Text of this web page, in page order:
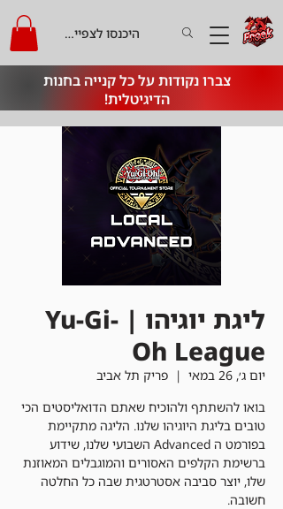
צברו נקודות על כל קנייה בחנות
הדיגיטלית!
היכנסו לצפייה בקרדיט
ליגת יוגיהו | Yu-Gi-
Oh League
יום ג׳, 26 במאי
  |
פריק תל אביב
בואו להשתתף ולהוכיח שאתם הדואליסטים הכי
טובים בליגת היוגיהו שלנו. הליגה מתקיימת
בפורמט ה Advanced השבועי שלנו, שידוע
ברשימת הקלפים האסורים והמוגבלים המאוזנת
שלו, יוצר סביבה אסטרטגית שבה כל החלטה
חשובה.